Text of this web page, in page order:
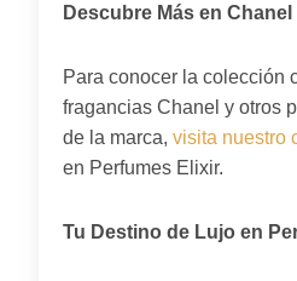
Descubre Más en Chanel
Para conocer la colección
fragancias Chanel y otros
de la marca, visita nuestro
en Perfumes Elixir.
Tu Destino de Lujo en